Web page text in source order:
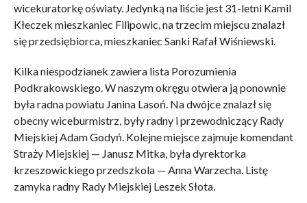
wicekuratorkę oświaty. Jedynką na liście jest 31-letni Kamil
Kłeczek mieszkaniec Filipowic, na trzecim miejscu znalazł
się przedsiębiorca, mieszkaniec Sanki Rafał Wiśniewski.
Kilka niespodzianek zawiera lista Porozumienia
Podkrakowskiego. W naszym okręgu otwiera ją ponownie
była radna powiatu Janina Lasoń. Na dwójce znalazł się
obecny wiceburmistrz, były radny i przewodniczący Rady
Miejskiej Adam Godyń. Kolejne miejsce zajmuje komendant
Straży Miejskiej — Janusz Mitka, była dyrektorka
krzeszowickiego przedszkola — Anna Warzecha. Listę
zamyka radny Rady Miejskiej Leszek Słota.